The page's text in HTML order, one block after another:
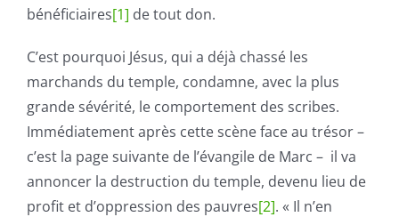
bénéficiaires[1] de tout don.
C’est pourquoi Jésus, qui a déjà chassé les
marchands du temple, condamne, avec la plus
grande sévérité, le comportement des scribes.
Immédiatement après cette scène face au trésor –
c’est la page suivante de l’évangile de Marc – il va
annoncer la destruction du temple, devenu lieu de
profit et d’oppression des pauvres[2]. « Il n’en